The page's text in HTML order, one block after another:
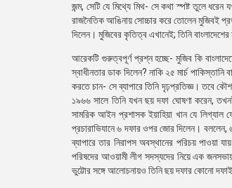
জন্ম, সেটি যে মিথ্যে মিথ- সে কথা স্পষ্ট তুলে ধরেন
রাজনৈতিক আঙিনায় সোচ্চার করে তোলেন মুজিবই
দিলেন। মুজিবের কৃতিত্ব এখানেই; তিনি
আরেকটি গুরুত্বপূর্ণ প্রশ্ন হচ্ছে- মুজিব কি
স্বাধীনতার ডাক দিলেন? নাকি ২৫ মার্চ
করতে চান- সে ব্যাপারে তিনি দৃঢ়প্রতিজ্ঞ। তবে
১৯৬৬ সালে তিনি যখন ছয় দফা ঘোষণা করেন,
সামরিক আইন প্রশাসক ইয়াহিয়া খান যে লিগ্যাল
প্রচারাভিযানে ৬ দফার ওপর জোর দিলেন। বললেন,
ব্যাপারে তার নিরাপস অবস্থানের পরিচয় পাওয়া
পরিষদের আওয়ামী লীগ সদস্যদের নিয়ে এক
ভুট্টোর সঙ্গে আলোচনায়ও তিনি ছয় দফার কোনো